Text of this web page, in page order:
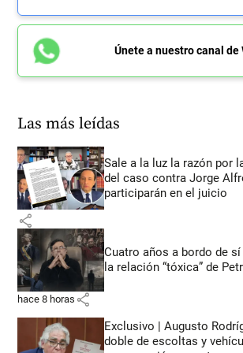
Únete a nuestro canal de
Las más leídas
Sale a la luz la razón por
del caso contra Jorge
participarán en el juicio
share
Cuatro años a bordo de
la relación “tóxica” de
hace 8 horas share
Exclusivo | Augusto
doble de escoltas y